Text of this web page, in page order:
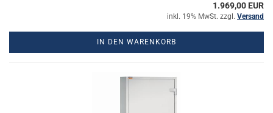
1.969,00 EUR
inkl. 19% MwSt. zzgl. Versand
IN DEN WARENKORB